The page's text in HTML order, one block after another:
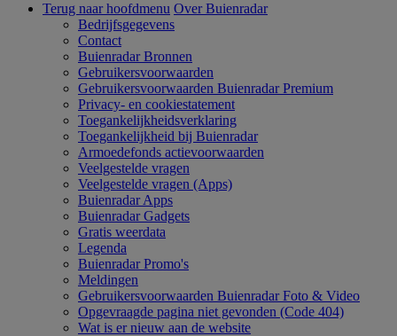
Terug naar hoofdmenu Over Buienradar
Bedrijfsgegevens
Contact
Buienradar Bronnen
Gebruikersvoorwaarden
Gebruikersvoorwaarden Buienradar Premium
Privacy- en cookiestatement
Toegankelijkheidsverklaring
Toegankelijkheid bij Buienradar
Armoedefonds actievoorwaarden
Veelgestelde vragen
Veelgestelde vragen (Apps)
Buienradar Apps
Buienradar Gadgets
Gratis weerdata
Legenda
Buienradar Promo's
Meldingen
Gebruikersvoorwaarden Buienradar Foto & Video
Opgevraagde pagina niet gevonden (Code 404)
Wat is er nieuw aan de website